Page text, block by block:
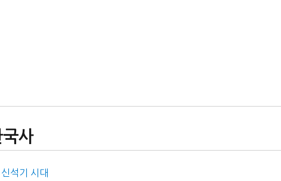
사
석기 시대